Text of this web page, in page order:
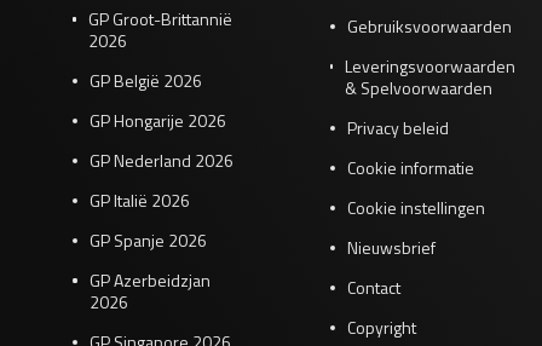
GP Groot-Brittannië
2026
GP België 2026
GP Hongarije 2026
GP Nederland 2026
GP Italië 2026
GP Spanje 2026
GP Azerbeidzjan
2026
Gebruiksvoorwaarden
Leveringsvoorwaarden
& Spelvoorwaarden
Privacy beleid
Cookie informatie
Cookie instellingen
Nieuwsbrief
Contact
Copyright